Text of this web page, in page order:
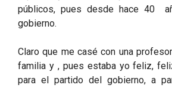
públicos, pues desde hace 40
gobierno.
Claro que me casé con una
familia y , pues estaba yo feliz,
para el partido del gobierno, a